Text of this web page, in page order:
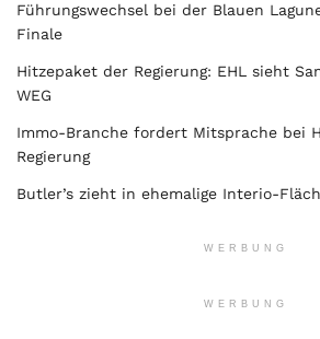
Führungswechsel bei der Blauen
Finale
Hitzepaket der Regierung: EHL sieht
WEG
Immo-Branche fordert Mitsprache bei
Regierung
Butler’s zieht in ehemalige Interio-
WERBUNG
WERBUNG